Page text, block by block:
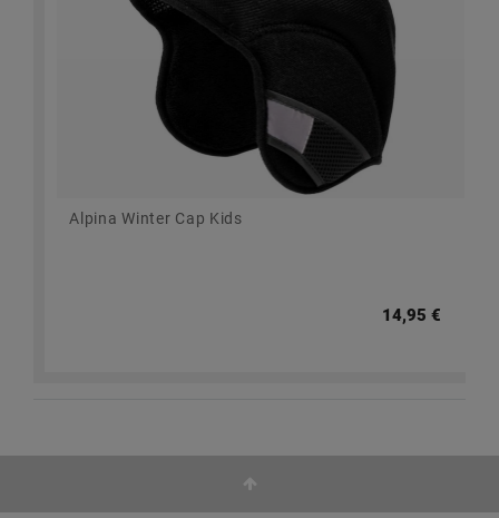
Alpina Winter Cap Kids
14,95 €